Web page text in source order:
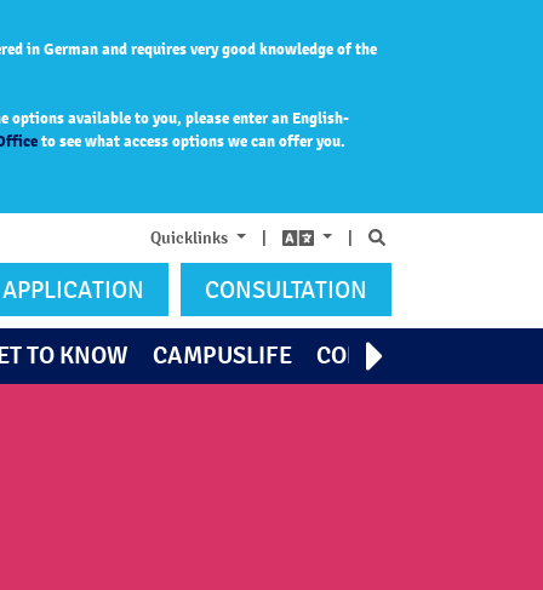
in German and requires very good knowledge of the
options available to you, please enter an English-
to see what access options we can offer you.
Quicklinks | | Search
APPLICATION
CONSULTATION
TO KNOW CAMPUSLIFE CONTACT